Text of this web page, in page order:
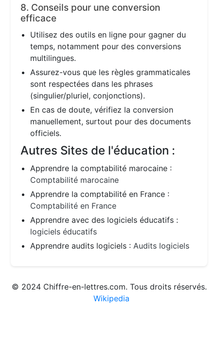
8. Conseils pour une conversion
efficace
Utilisez des outils en ligne pour gagner du
temps, notamment pour des conversions
multilingues.
Assurez-vous que les règles grammaticales
sont respectées dans les phrases
(singulier/pluriel, conjonctions).
En cas de doute, vérifiez la conversion
manuellement, surtout pour des documents
officiels.
Autres Sites de l'éducation :
Apprendre la comptabilité marocaine :
Comptabilité marocaine
Apprendre la comptabilité en France :
Comptabilité en France
Apprendre avec des logiciels éducatifs :
logiciels éducatifs
Apprendre audits logiciels :Audits logiciels
© 2024 Chiffre-en-lettres.com. Tous droits réservés.
Wikipedia